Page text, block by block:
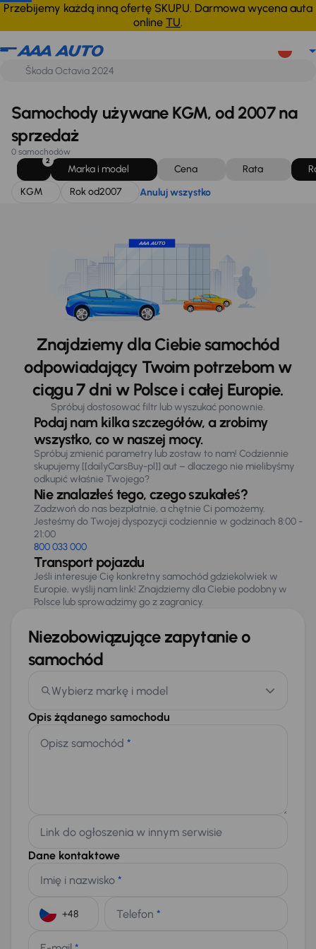
Przebijemy każdą inną ofertę SKUPU. Darmowa wycena auta
online TU.
KGM Rok od2007 Anuluj wszystko
Samochody używane KGM, od 2007 na
sprzedaż
0 samochodów
2
Marka i model Cena Rata
KGM
Rok od2007 Anuluj wszystko
Znajdziemy dla Ciebie samochód
odpowiadający Twoim potrzebom w
ciągu 7 dni w Polsce i całej Europie.
Spróbuj dostosować filtr lub wyszukać ponownie.
Podaj nam kilka szczegółów, a zrobimy
wszystko, co w naszej mocy.
Spróbuj zmienić parametry lub zostaw to nam! Codziennie
skupujemy [[dailyCarsBuy-pl]] aut – dlaczego nie mielibyśmy
odkupić właśnie Twojego?
Nie znalazłeś tego, czego szukałeś?
Zadzwoń do nas bezpłatnie, a chętnie Ci pomożemy.
Jesteśmy do Twojej dyspozycji codziennie w godzinach 8:00 -
21:00
800 033 000
Transport pojazdu
Jeśli interesuje Cię konkretny samochód gdziekolwiek w
Europie, wyślij nam link! Znajdziemy dla Ciebie podobny w
Polsce lub sprowadzimy go z zagranicy.
Niezobowiązujące zapytanie o
samochód
Wybierz markę i model
Opis żądanego samochodu
Opisz samochód *
Link do ogłoszenia w innym serwisie
Dane kontaktowe
Imię i nazwisko *
Telefon *